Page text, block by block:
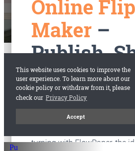
старые газеты